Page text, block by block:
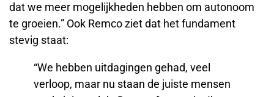
dat we meer mogelijkheden hebben om autonoom
te groeien.” Ook Remco ziet dat het fundament
stevig staat:
“We hebben uitdagingen gehad, veel
verloop, maar nu staan de juiste mensen